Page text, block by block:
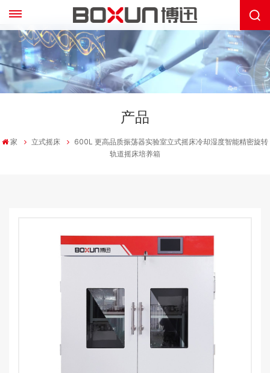
产品
家 立式摇床
600L 更高品质振荡器实验室立式摇床冷却湿度智能精密旋转
轨道摇床培养箱